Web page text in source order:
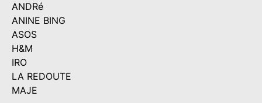
ANDRé
ANINE BING
ASOS
H&M
IRO
LA REDOUTE
MAJE